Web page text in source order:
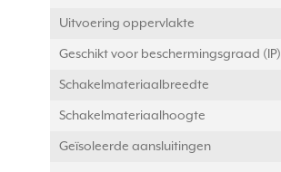
Uitvoering oppervlakte
Geschikt voor beschermingsgraad (IP)
Schakelmateriaalbreedte
Schakelmateriaalhoogte
Geïsoleerde aansluitingen